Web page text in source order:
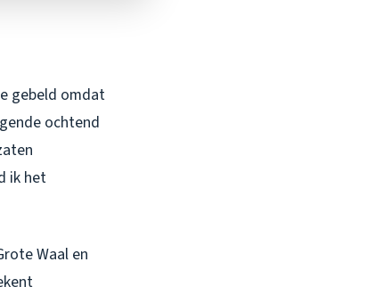
gebeld omdat
ochtend
ik het
Waal en